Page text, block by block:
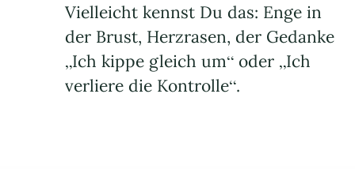
Vielleicht kennst Du das: Enge in
der Brust, Herzrasen, der Gedanke
„Ich kippe gleich um“ oder „Ich
verliere die Kontrolle“.